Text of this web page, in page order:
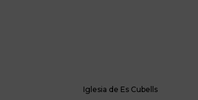
Iglesia de Es Cubells